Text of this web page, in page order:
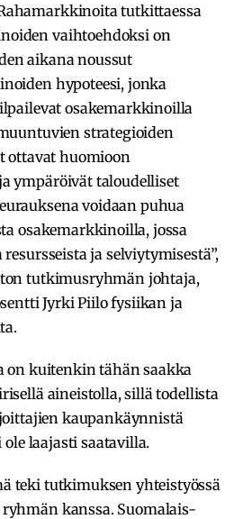
tutkittaessa
vaihtoehdoksi on
aikana noussut
hypoteesi, jonka
osakemarkkinoilla
strategioiden
ottavat huomioon
ympäröivät taloudelliset
voidaan puhua
osakemarkkinoilla, jossa
ja selviytymisestä”,
tutkimusryhmän johtaja,
Jyrki Piilo fysiikan ja
on kuitenkin tähän saakka
aineistolla, sillä todellista
kaupankäynnistä
laajasti saatavilla.
teki tutkimuksen yhteistyössä
kanssa. Suomalais-